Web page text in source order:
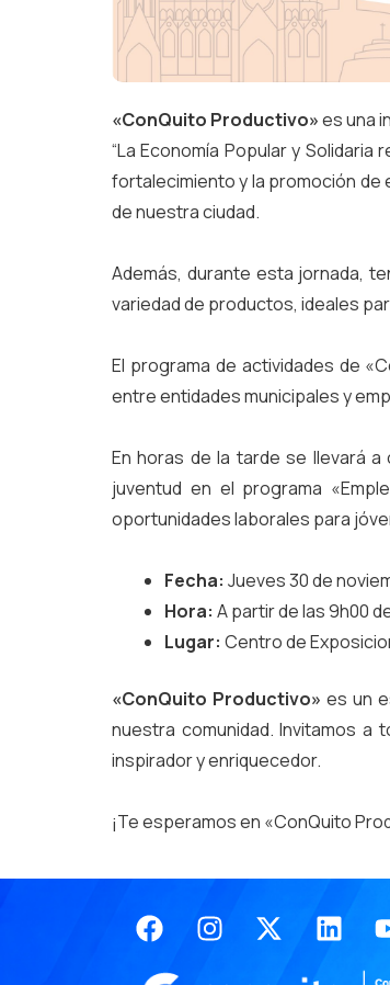
«ConQuito Productivo»es una
“La Economía Popular y
fortalecimiento y la promoción
de nuestra ciudad.
Además, durante esta jornada,
variedad de productos, ideales
El programa de actividades de
entre entidades municipales y
En horas de la tarde se llevará
juventud en el programa
oportunidades laborales para
Fecha: Jueves 30 de
Hora: A partir de las 9h00
Lugar: Centro de
«ConQuito Productivo» es un
nuestra comunidad. Invitamos
inspirador y enriquecedor.
¡Te esperamos en «ConQuito
Facebook
Instagram
X-
twitter